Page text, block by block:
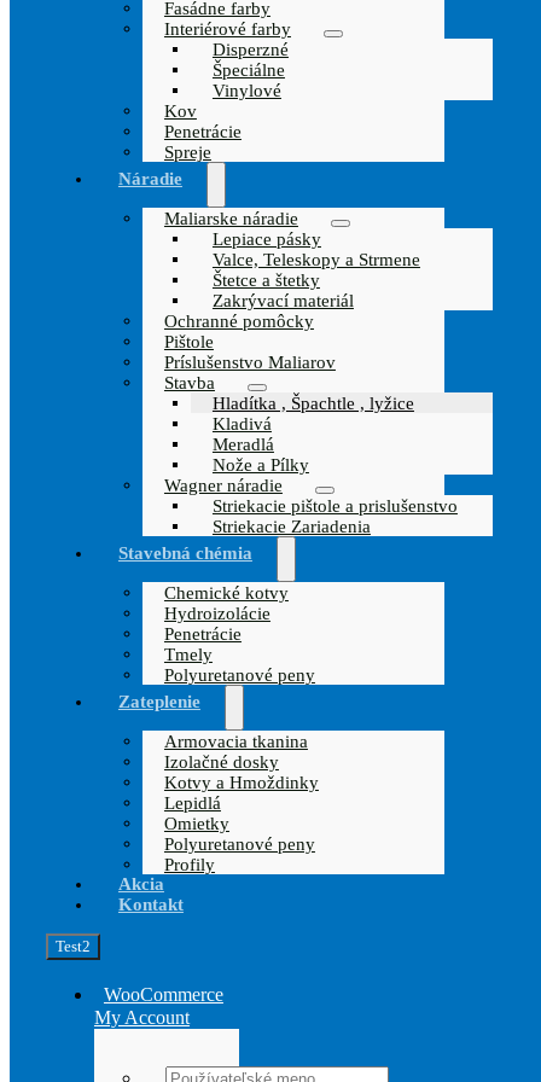
Fasádne farby
Interiérové farby
Disperzné
Špeciálne
Vinylové
Kov
Penetrácie
Spreje
Náradie
Maliarske náradie
Lepiace pásky
Valce, Teleskopy a Strmene
Štetce a štetky
Zakrývací materiál
Ochranné pomôcky
Pištole
Príslušenstvo Maliarov
Stavba
Hladítka , Špachtle , lyžice
Kladivá
Meradlá
Nože a Pílky
Wagner náradie
Striekacie pištole a prislušenstvo
Striekacie Zariadenia
Stavebná chémia
Chemické kotvy
Hydroizolácie
Penetrácie
Tmely
Polyuretanové peny
Zateplenie
Armovacia tkanina
Izolačné dosky
Kotvy a Hmoždinky
Lepidlá
Omietky
Polyuretanové peny
Profily
Akcia
Kontakt
Test2
WooCommerce
My Account
Username: